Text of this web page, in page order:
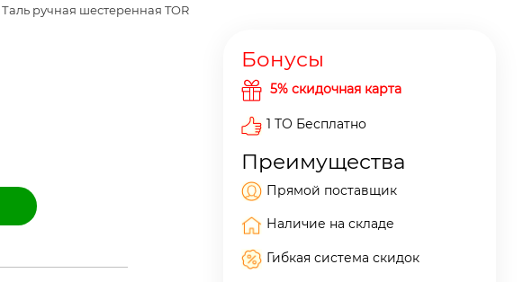
Таль ручная шестеренная TOR
Бонусы
5% скидочная карта
1 ТО Бесплатно
Преимущества
Прямой поставщик
Наличие на складе
Гибкая система скидок